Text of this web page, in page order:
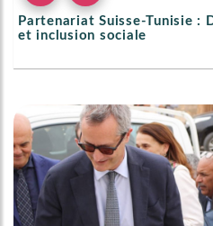
Partenariat Suisse-Tunisie :
et inclusion sociale